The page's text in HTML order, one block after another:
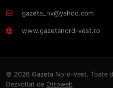
gazeta_nv@yahoo.com
www.gazetanord-vest.ro
© 2026 Gazeta Nord-Vest. Toate
Dezvoltat de Ottoweb